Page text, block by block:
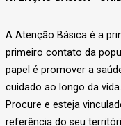
A Atenção Básica é a
primeiro contato da
papel é promover a
cuidado ao longo da vida.
Procure e esteja
referência do seu